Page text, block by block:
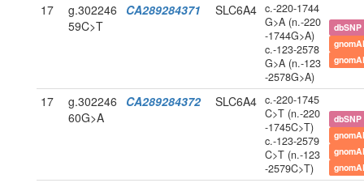
17
g.302246
59C>T
CA289284371 SLC6A4 c.-220-1744
G>A (n.-220
-1744G>A)
c.-123-2578
G>A (n.-123
-2578G>A)
dbSNP
17
g.302246
60G>A
CA289284372 SLC6A4 c.-220-1745
C>T (n.-220
-1745C>T)
c.-123-2579
C>T (n.-123
-2579C>T)
dbSNP